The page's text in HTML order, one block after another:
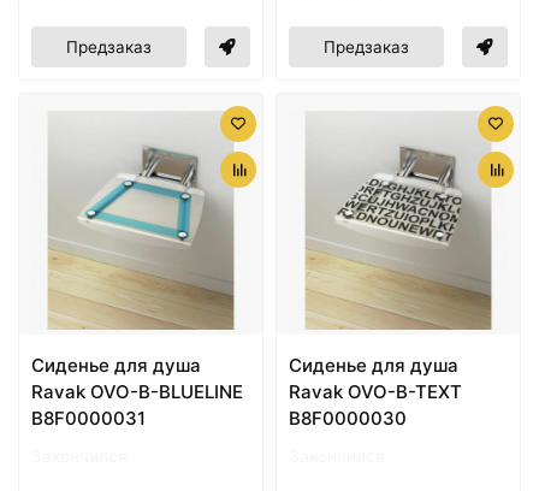
Предзаказ Предзаказ
Cиденье для душа
Ravak OVO-B-BLUELINE
B8F0000031
Cиденье для душа
Ravak OVO-B-TEXT
B8F0000030